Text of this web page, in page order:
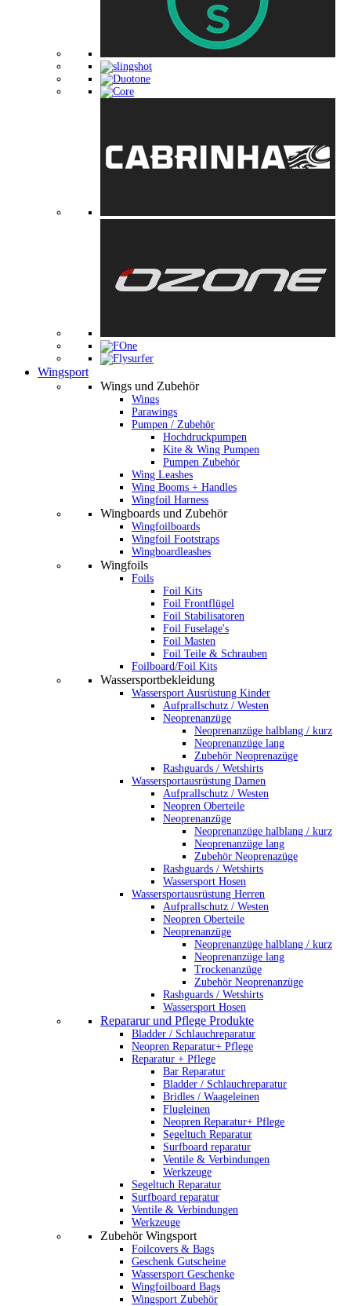
Wingsport
Wings und Zubehör
Wings
Parawings
Pumpen / Zubehör
Hochdruckpumpen
Kite & Wing Pumpen
Pumpen Zubehör
Wing Leashes
Wing Booms + Handles
Wingfoil Harness
Wingboards und Zubehör
Wingfoilboards
Wingfoil Footstraps
Wingboardleashes
Wingfoils
Foils
Foil Kits
Foil Frontflügel
Foil Stabilisatoren
Foil Fuselage's
Foil Masten
Foil Teile & Schrauben
Foilboard/Foil Kits
Wassersportbekleidung
Wassersport Ausrüstung Kinder
Aufprallschutz / Westen
Neoprenanzüge
Neoprenanzüge halblang / kurz
Neoprenanzüge lang
Zubehör Neoprenazüge
Rashguards / Wetshirts
Wassersportausrüstung Damen
Aufprallschutz / Westen
Neopren Oberteile
Neoprenanzüge
Neoprenanzüge halblang / kurz
Neoprenanzüge lang
Zubehör Neoprenazüge
Rashguards / Wetshirts
Wassersport Hosen
Wassersportausrüstung Herren
Aufprallschutz / Westen
Neopren Oberteile
Neoprenanzüge
Neoprenanzüge halblang / kurz
Neoprenanzüge lang
Trockenanzüge
Zubehör Neoprenanzüge
Rashguards / Wetshirts
Wassersport Hosen
Repararur und Pflege Produkte
Bladder / Schlauchreparatur
Neopren Reparatur+ Pflege
Reparatur + Pflege
Bar Reparatur
Bladder / Schlauchreparatur
Bridles / Waageleinen
Flugleinen
Neopren Reparatur+ Pflege
Segeltuch Reparatur
Surfboard reparatur
Ventile & Verbindungen
Werkzeuge
Segeltuch Reparatur
Surfboard reparatur
Ventile & Verbindungen
Werkzeuge
Zubehör Wingsport
Foilcovers & Bags
Geschenk Gutscheine
Wassersport Geschenke
Wingfoilboard Bags
Wingsport Zubehör